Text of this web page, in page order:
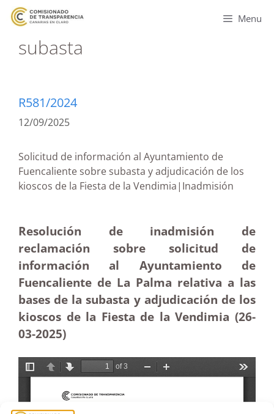
Menu
subasta
R581/2024
12/09/2025
Solicitud de información al Ayuntamiento de
Fuencaliente sobre subasta y adjudicación de los
kioscos de la Fiesta de la Vendimia|Inadmisión
Resolución de inadmisión de
reclamación sobre solicitud de
información al Ayuntamiento de
Fuencaliente de La Palma relativa a las
bases de la subasta y adjudicación de los
kioscos de la Fiesta de la Vendimia (26-
03-2025)